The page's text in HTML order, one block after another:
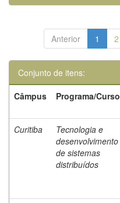
Anterior 1 2
Conjunto de itens:
Câmpus
Programa/Curso
Curitiba
Tecnologia e
desenvolvimento
de sistemas
distribuídos